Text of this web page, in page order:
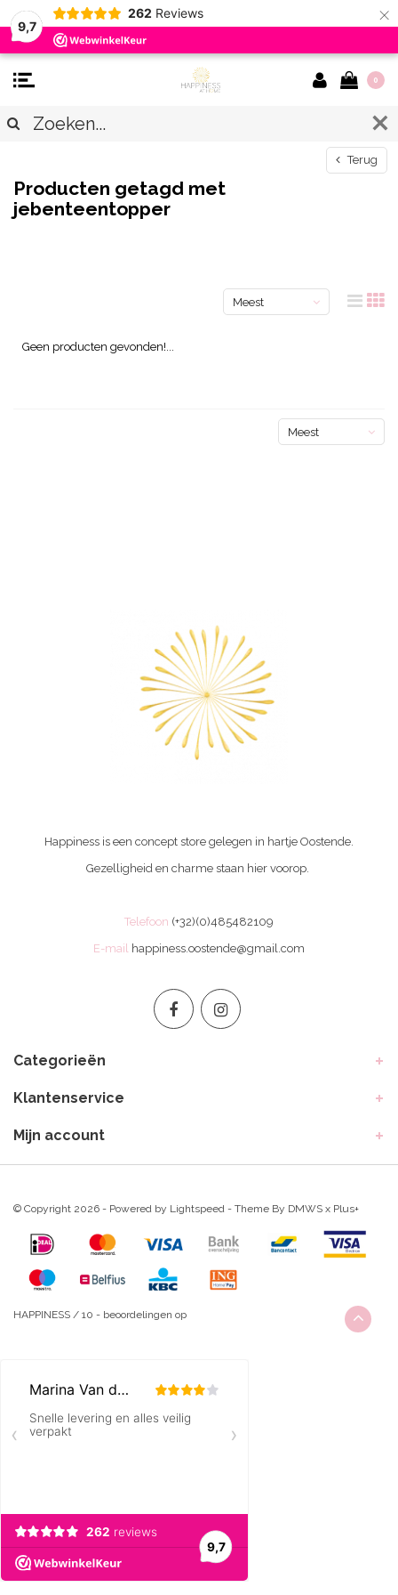
9,7
262 Reviews ×
0
Terug
Producten getagd met
jebenteentopper
Meest
Geen producten gevonden!...
Meest
Happiness is een concept store gelegen in hartje Oostende.
Gezelligheid en charme staan hier voorop.
Telefoon (+32)(0)485482109
E-mail happiness.oostende@gmail.com
Categorieën
Klantenservice
Mijn account
© Copyright 2026 - Powered by Lightspeed - Theme By DMWS x Plus+
HAPPINESS / 10 - beoordelingen op